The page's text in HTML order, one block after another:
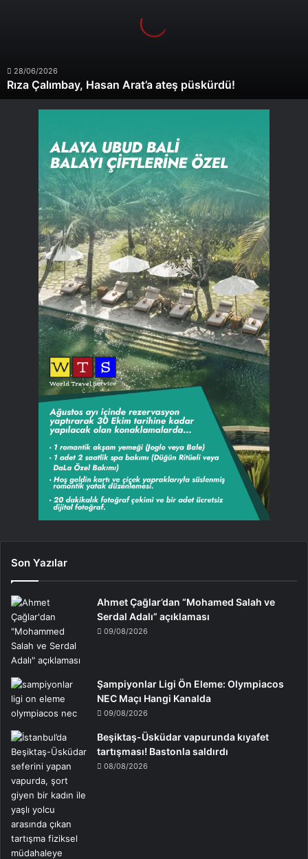
28/06/2026
Rıza Çalımbay, Hasan Arat’a ateş püskürdü!
Son Yazılar
Ahmet Çağlar’dan “Mohamed Salah ve
Serdal Adalı” açıklaması
09/08/2026
Şampiyonlar Ligi Ön Eleme: Olympiacos
NEC Maçı Hangi Kanalda
09/08/2026
Beşiktaş-Üsküdar vapurunda kıyafet
tartışması! Bastonla saldırdı
08/08/2026